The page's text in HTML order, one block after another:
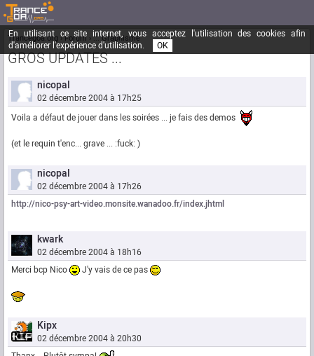
En utilisant ce site internet, vous acceptez l'utilisation des cookies afin
d'améliorer l'expérience d'utilisation.
OK
Trancegoa.org Forum ::. Graphisme
GROS UPDATES ...
nicopal
02 décembre 2004 à 17h25
Voila a défaut de jouer dans les soirées ... je fais des demos
(et le requin t'enc... grave ... :fuck: )
nicopal
02 décembre 2004 à 17h26
http://nico-psy-art-video.monsite.wanadoo.fr/index.jhtml
kwark
02 décembre 2004 à 18h16
Merci bcp Nico
J'y vais de ce pas
Kipx
02 décembre 2004 à 20h30